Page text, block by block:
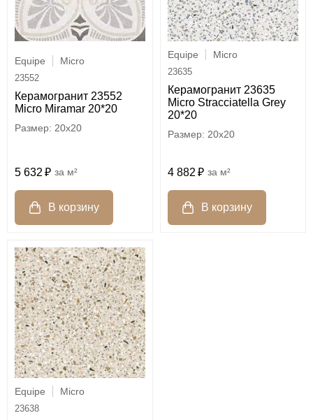
Equipe Micro
23552
Керамогранит 23552
Micro Miramar 20*20
20x20
5 632 м²
Equipe Micro
23635
Керамогранит 23635
Micro Stracciatella Grey
20*20
20x20
4 882 м²
Equipe Micro
23638